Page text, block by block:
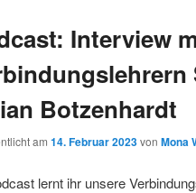
Interview
Botzenhardt
am 14. Februar 2023von Mona
lernt ihr unsere